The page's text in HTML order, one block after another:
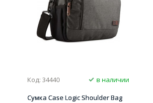
Код: 34440
в наличии
Сумка Case Logic Shoulder Bag